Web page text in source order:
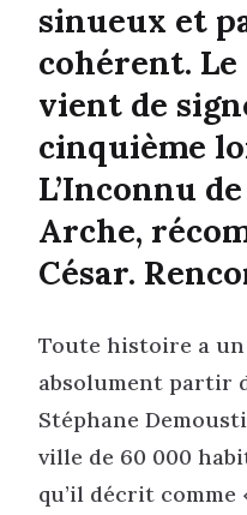
sinueux et
cohérent.
vient de
cinquième
L’Inconnu
Arche,
César.
Toute histoire a un
absolument partir
Stéphane
ville de 60 000
qu’il décrit